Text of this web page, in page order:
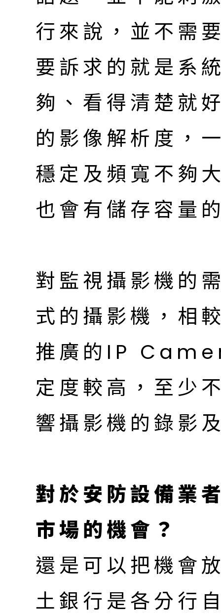
行來說，並不需
要訴求的就是系
夠、看得清楚就
的影像解析度，
穩定及頻寬不夠
也會有儲存容量
對監視攝影機的
式的攝影機，相
推廣的IP
定度較高，至少
響攝影機的錄影
對於安防設備業
市場的機會？
還是可以把機會
土銀行是各分行